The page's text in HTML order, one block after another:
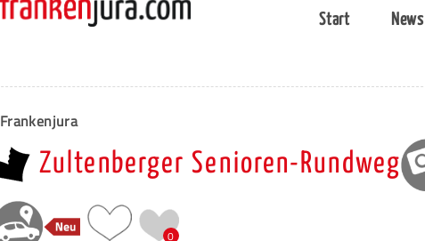
Start News
Frankenjura
Zultenberger Senioren-Rundweg
0